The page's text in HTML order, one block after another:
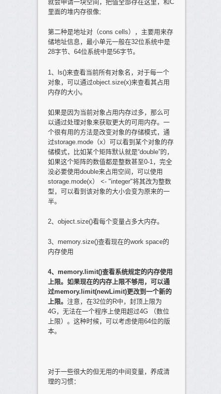
就会申请一块空间，把值全部存在这里，和C
里面的堆内存很像;
第二种是地址对（cons cells），主要用来存
储地址信息，最小单元一般在32位系统中是
28字节、64位系统中是56字节。
1、ls()来查看当前所有对象名，对于每一个
对象，可以通过object.size(x)来查看其占用
内存的大小。
如果是因为当前对象占用内存过多，那么可
以通过处理对象来获取更大的可用内存。一
个很有用的方法是改变对象的存储模式，通
过storage.mode（x）可以看到某个对象的存
储模式，比如某个矩阵默认就是“double”的，
如果这个矩阵的数值都是整数甚至0-1，完全
没必要使用double来占用空间，可以使用
storage.mode(x） <- "integer"将其改为整数
型，可以看到该对象的大小会变为原来的一
半。
2、object.size()看每个变量占多大内存。
3、memory.size()查看现在的work space的
内存使用
4、 memory.limit()查看系统规定的内存使用
上限。如果现在的内存上限不够用，可以通
过memory.limit(newLimit)更改到一个新的
上限。 注意，在32位的R中，封顶上限为
4G，无法在一个程序上使用超过4G （数位
上限）。这种时候，可以考虑使用64位的版
本。
对于一些很大的但无用的中间变量，养成清
理的习惯：